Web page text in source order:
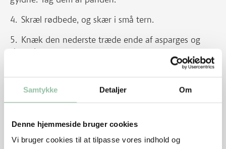
Samtykke Detaljer Om
Denne hjemmeside bruger cookies
Vi bruger cookies til at tilpasse vores indhold og
Skræl rødbede, og skær i små tern.
Knæk den nederste træde ende af asparges og
skær dem over et par gange.
Hak persille groft.
asparges og steg et par minutter.